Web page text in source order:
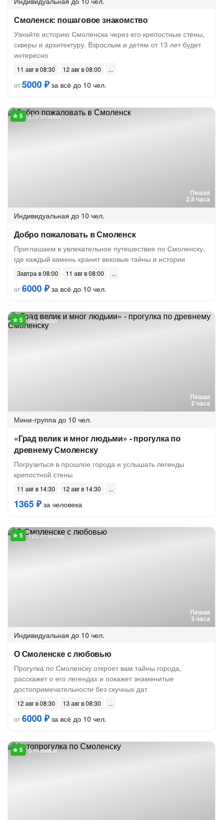
Смоленск: пошаговое знакомство
Узнайте историю Смоленска через его крепостные стены,
скверы и архитектуру. Взрослым и детям от 13 лет будет
интересно
11 авг в 08:30
12 авг в 08:00
от5000 ₽за всё до 10 чел.
Пешая
2.5 часа
272 отзыва
Индивидуальная до 10 чел.
Добро пожаловать в Смоленск
Приглашаем в увлекательное путешествие по Смоленску,
где каждый камень хранит вековые тайны и истории
Завтра в 08:00
11 авг в 08:00
от6000 ₽за всё до 10 чел.
Пешая
2 часа
34 отзыва
Мини-группа до 10 чел.
«Град велик и мног людьми» - прогулка по
древнему Смоленску
Погрузиться в прошлое города и услышать легенды
крепостной стены
11 авг в 14:30 12 авг в 14:30
1365 ₽за человека
Пешая
3 часа
120 отзывов
Индивидуальная до 10 чел.
О Смоленске с любовью
Прогулка по Смоленску откроет вам тайны города,
расскажет о его легендах и покажет знаменитые
достопримечательности без скучных дат
12 авг в 08:30
13 авг в 08:30
от6000 ₽за всё до 10 чел.
5 отзывов